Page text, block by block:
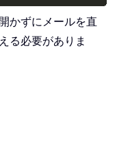
かずにメールを直
る必要がありま